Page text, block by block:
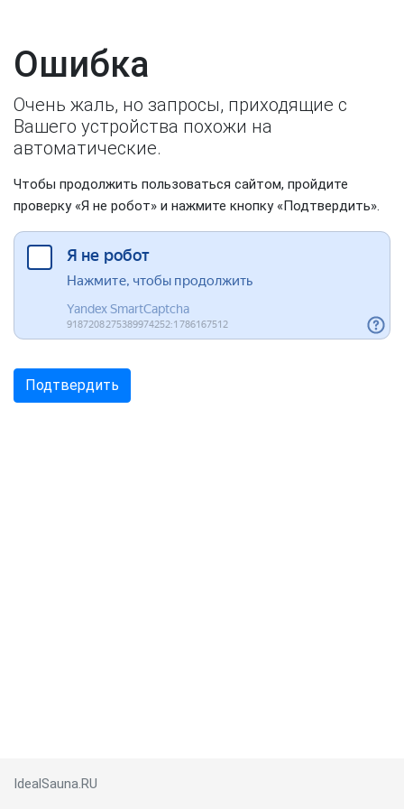
Ошибка
Очень жаль, но запросы, приходящие с
Вашего устройства похожи на
автоматические.
Чтобы продолжить пользоваться сайтом, пройдите
проверку «Я не робот» и нажмите кнопку «Подтвердить».
IdealSauna.RU